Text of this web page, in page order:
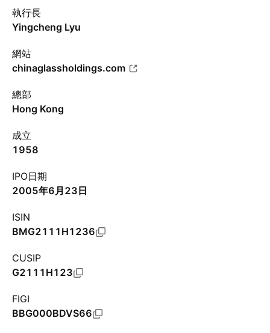
執行長
Yingcheng Lyu
網站
chinaglassholdings.com
總部
Hong Kong
成立
1958
IPO日期
2005年6月23日
ISIN
BMG2111H1236
CUSIP
G2111H123
FIGI
BBG000BDVS66